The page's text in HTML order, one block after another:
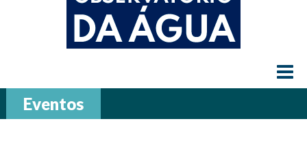
≡
Eventos